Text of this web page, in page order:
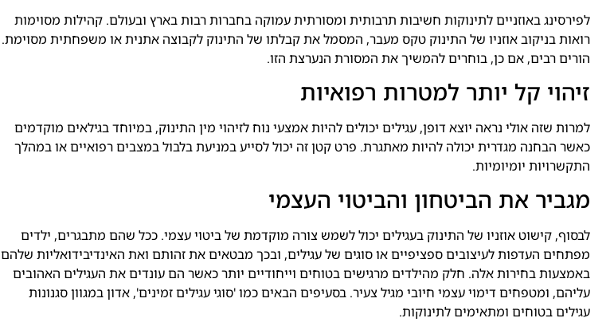
לפירסינג באוזניים לתינוקות חשיבות תרבותית ומסורתית עמוקה בחברות רבות בארץ ובעולם. קהילות מסוימות
רואות בניקוב אוזניו של התינוק טקס מעבר, המסמל את קבלתו של התינוק לקבוצה אתנית או משפחתית מסוימת.
הורים רבים, אם כן, בוחרים להמשיך את המסורת הנערצת הזו.
זיהוי קל יותר למטרות רפואיות
למרות שזה אולי נראה יוצא דופן, עגילים יכולים להיות אמצעי נוח לזיהוי מין התינוק, במיוחד בגילאים מוקדמים
כאשר הבחנה מגדרית יכולה להיות מאתגרת. פרט קטן זה יכול לסייע במניעת בלבול במצבים רפואיים או במהלך
התקשרויות יומיומיות.
מגביר את הביטחון והביטוי העצמי
לבסוף, קישוט אוזניו של התינוק בעגילים יכול לשמש צורה מוקדמת של ביטוי עצמי. ככל שהם מתבגרים, ילדים
מפתחים העדפות לעיצובים ספציפיים או סוגים של עגילים, ובכך מבטאים את זהותם ואת האינדיבידואליות שלהם
באמצעות בחירות אלה. חלק מהילדים מרגישים בטוחים וייחודיים יותר כאשר הם עונדים את העגילים האהובים
עליהם, ומטפחים דימוי עצמי חיובי מגיל צעיר. בסעיפים הבאים כמו 'סוגי עגילים זמינים', אדון במגוון סגנונות
עגילים בטוחים ומתאימים לתינוקות.